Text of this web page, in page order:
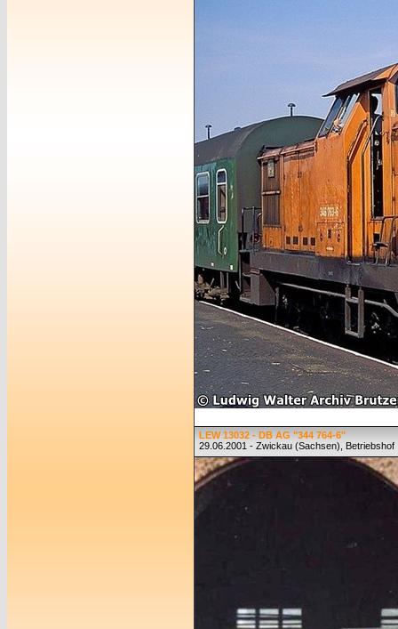
LEW 13032 - DB AG "344 764-6"
29.06.2001 - Zwickau (Sachsen), Betriebshof